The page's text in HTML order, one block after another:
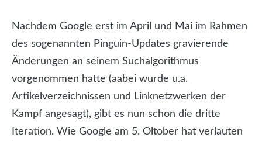
Nachdem Google erst im April und Mai im Rahmen
des sogenannten Pinguin-Updates gravierende
Änderungen an seinem Suchalgorithmus
vorgenommen hatte (aabei wurde u.a.
Artikelverzeichnissen und Linknetzwerken der
Kampf angesagt), gibt es nun schon die dritte
Iteration. Wie Google am 5. Oltober hat verlauten